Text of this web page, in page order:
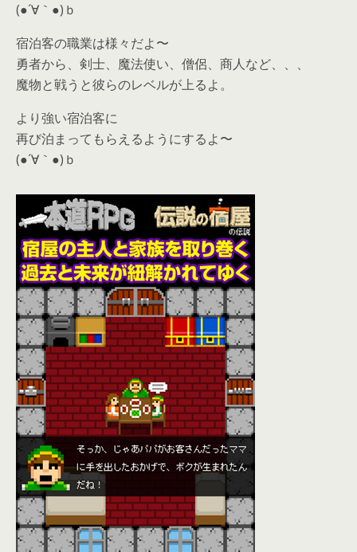
(●´∀｀●)ｂ
宿泊客の職業は様々だよ〜
勇者から、剣士、魔法使い、僧侶、商人など、、、
魔物と戦うと彼らのレベルが上るよ。
より強い宿泊客に
再び泊まってもらえるようにするよ〜
(●´∀｀●)ｂ